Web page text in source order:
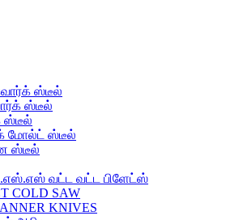
ஸ்டீல்
ஸ்டீல்
ஸ்டீல்
மோல்ட் ஸ்டீல்
ஸ்டீல்
வட்ட வட்ட பிளேட்ஸ்
COLD SAW
KNIVES